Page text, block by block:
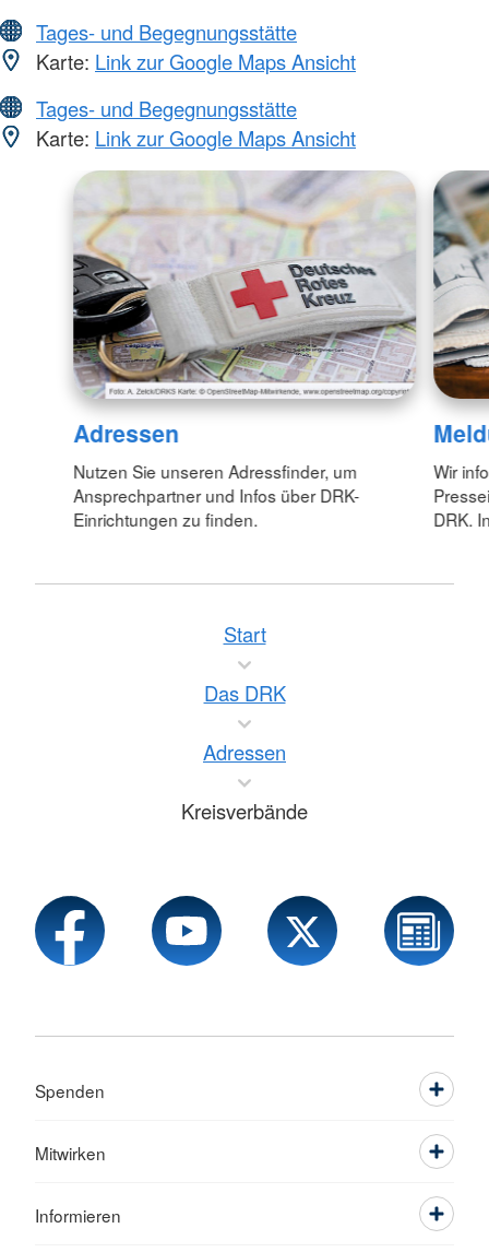
Tages- und Begegnungsstätte
Karte: Link zur Google Maps Ansicht
Tages- und Begegnungsstätte
Karte: Link zur Google Maps Ansicht
Adressen
Nutzen Sie unseren Adressfinder, um
Ansprechpartner und Infos über DRK-
Einrichtungen zu finden.
Wir
DRK.
Start
Das DRK
Adressen
Kreisverbände
Spenden
Mitwirken
Informieren